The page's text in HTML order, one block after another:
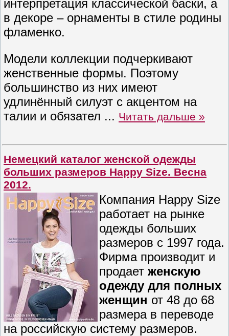
интерпретация классической баски, а
в декоре – орнаменты в стиле родины
фламенко.
Модели коллекции подчеркивают
женственные формы. Поэтому
большинство из них имеют
удлинённый силуэт с акцентом на
талии и обязател ... Читать дальше »
Немецкий каталог женской одежды
больших размеров Happy Size. Весна
2012.
Компания Happy Size
работает на рынке
одежды больших
размеров с 1997 года.
Фирма производит и
продает женскую
одежду для полных
женщин от 48 до 68
размера в переводе
на российскую систему размеров.